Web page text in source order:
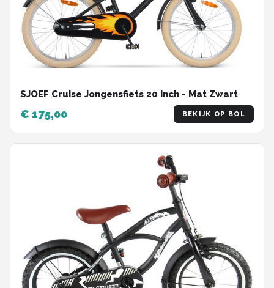
SJOEF Cruise Jongensfiets 20 inch - Mat Zwart
€ 175,00 BEKIJK OP BOL